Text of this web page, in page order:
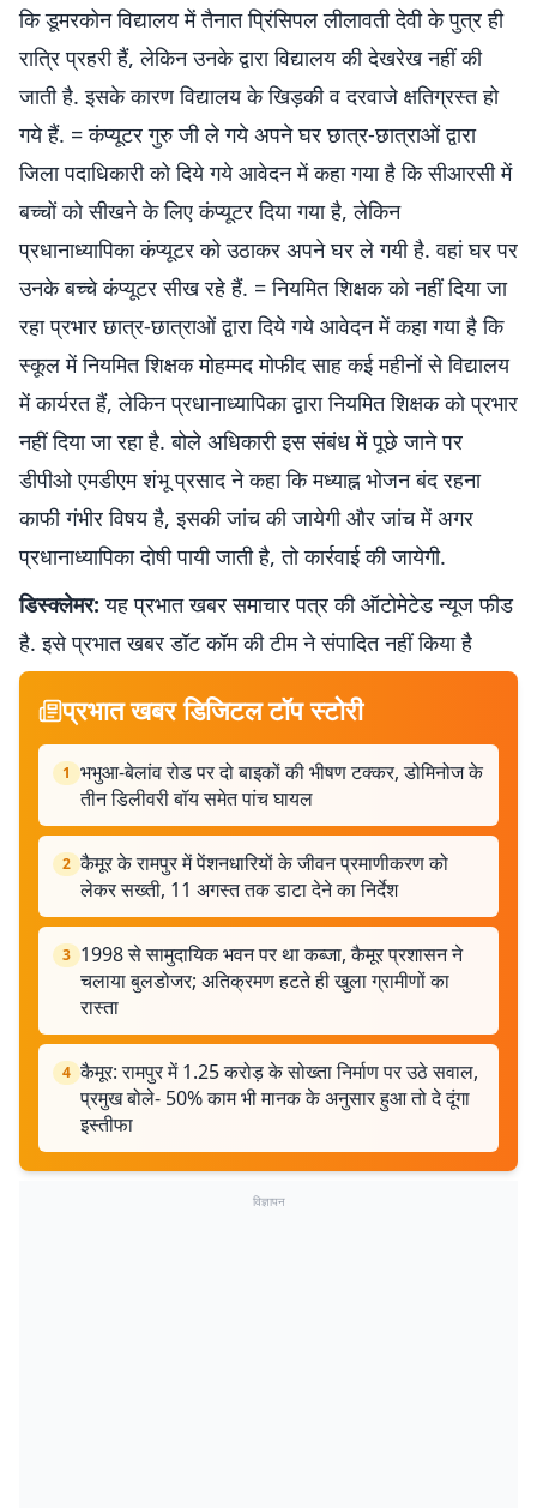
कि डूमरकोन विद्यालय में तैनात प्रिंसिपल लीलावती देवी के पुत्र ही
रात्रि प्रहरी हैं, लेकिन उनके द्वारा विद्यालय की देखरेख नहीं की
जाती है. इसके कारण विद्यालय के खिड़की व दरवाजे क्षतिग्रस्त हो
गये हैं. = कंप्यूटर गुरु जी ले गये अपने घर छात्र-छात्राओं द्वारा
जिला पदाधिकारी को दिये गये आवेदन में कहा गया है कि सीआरसी में
बच्चों को सीखने के लिए कंप्यूटर दिया गया है, लेकिन
प्रधानाध्यापिका कंप्यूटर को उठाकर अपने घर ले गयी है. वहां घर पर
उनके बच्चे कंप्यूटर सीख रहे हैं. = नियमित शिक्षक को नहीं दिया जा
रहा प्रभार छात्र-छात्राओं द्वारा दिये गये आवेदन में कहा गया है कि
स्कूल में नियमित शिक्षक मोहम्मद मोफीद साह कई महीनों से विद्यालय
में कार्यरत हैं, लेकिन प्रधानाध्यापिका द्वारा नियमित शिक्षक को प्रभार
नहीं दिया जा रहा है. बोले अधिकारी इस संबंध में पूछे जाने पर
डीपीओ एमडीएम शंभू प्रसाद ने कहा कि मध्याह्न भोजन बंद रहना
काफी गंभीर विषय है, इसकी जांच की जायेगी और जांच में अगर
प्रधानाध्यापिका दोषी पायी जाती है, तो कार्रवाई की जायेगी.
डिस्क्लेमर: यह प्रभात खबर समाचार पत्र की ऑटोमेटेड न्यूज फीड
है. इसे प्रभात खबर डॉट कॉम की टीम ने संपादित नहीं किया है
प्रभात खबर डिजिटल टॉप स्टोरी
1 भभुआ-बेलांव रोड पर दो बाइकों की भीषण टक्कर, डोमिनोज के
तीन डिलीवरी बॉय समेत पांच घायल
2 कैमूर के रामपुर में पेंशनधारियों के जीवन प्रमाणीकरण को
लेकर सख्ती, 11 अगस्त तक डाटा देने का निर्देश
3 1998 से सामुदायिक भवन पर था कब्जा, कैमूर प्रशासन ने
चलाया बुलडोजर; अतिक्रमण हटते ही खुला ग्रामीणों का
रास्ता
4 कैमूर: रामपुर में 1.25 करोड़ के सोख्ता निर्माण पर उठे सवाल,
प्रमुख बोले- 50% काम भी मानक के अनुसार हुआ तो दे दूंगा
इस्तीफा
विज्ञापन